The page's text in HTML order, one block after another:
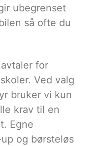
ubegrenset
så ofte du
for
Ved valg
bruker vi kun
krav til en
Egne
og børsteløs